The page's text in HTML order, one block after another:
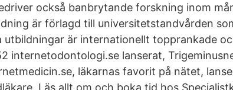
också banbrytande forskning inom
är förlagd till universitetstandvården
utbildningar är internationellt topprankade
internetodontologi.se lanserat,
läkarnas favorit på nätet,
Läs allt om och boka tid hos